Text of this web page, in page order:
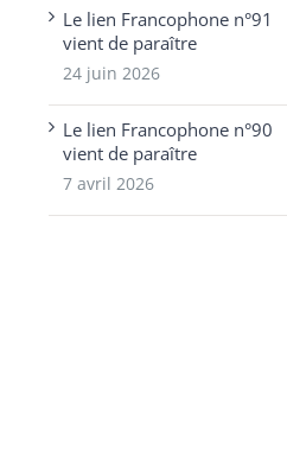
Le lien Francophone n°91
vient de paraître
24 juin 2026
Le lien Francophone n°90
vient de paraître
7 avril 2026